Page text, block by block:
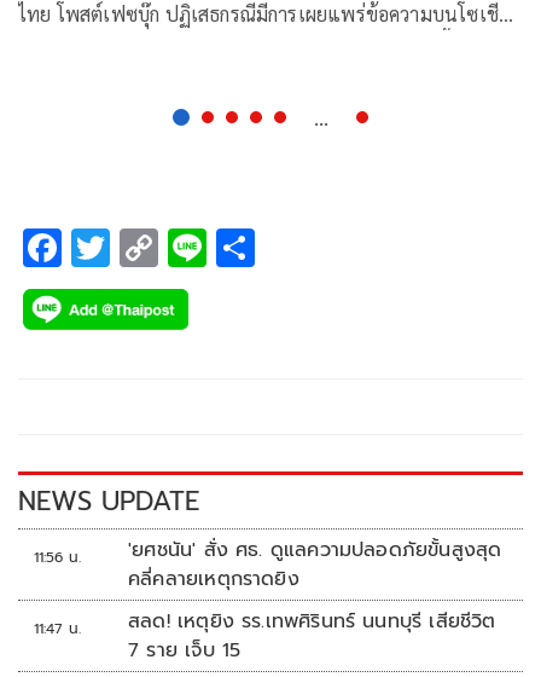
ไทย โพสต์เฟซบุ๊ก ปฏิเสธกรณีมีการเผยแพร่ข้อความบนโซเชีย
จัดเต็ม แบบไม่ต้องสืบ” โดยระบุว่า
...
F
ac
e
k
T
wi
tt
C
o
p
k
Li
NEWS UPDATE
11:56 น.
'ยศชนัน' สั่ง ศธ. ดูแลความปลอดภัยขั้นสูงสุด
คลี่คลายเหตุกราดยิง
11:47 น.
สลด! เหตุยิง รร.เทพศิรินทร์ นนทบุรี เสียชีวิต
7 ราย เจ็บ 15